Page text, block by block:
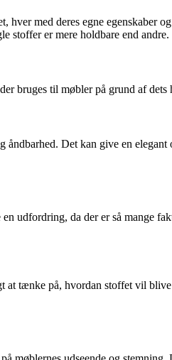
hver med deres egne
stoffer er mere holdbare end andre.
bruges til møbler på grund af
åndbarhed. Det kan give en
udfordring, da der er så mange
at tænke på, hvordan stoffet vil